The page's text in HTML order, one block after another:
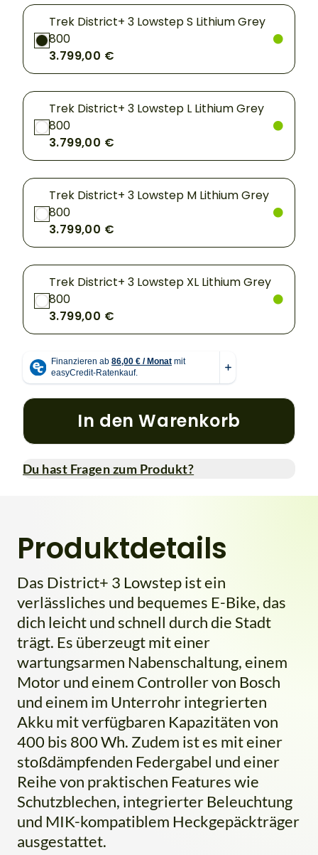
Trek District+ 3 Lowstep S Lithium Grey
800
3.799,00 €
Trek District+ 3 Lowstep L Lithium Grey
800
3.799,00 €
Trek District+ 3 Lowstep M Lithium Grey
800
3.799,00 €
Trek District+ 3 Lowstep XL Lithium Grey
800
3.799,00 €
In den Warenkorb
Du hast Fragen zum Produkt?
Produktdetails
Das District+ 3 Lowstep ist ein
verlässliches und bequemes E-Bike, das
dich leicht und schnell durch die Stadt
trägt. Es überzeugt mit einer
wartungsarmen Nabenschaltung, einem
Motor und einem Controller von Bosch
und einem im Unterrohr integrierten
Akku mit verfügbaren Kapazitäten von
400 bis 800 Wh. Zudem ist es mit einer
stoßdämpfenden Federgabel und einer
Reihe von praktischen Features wie
Schutzblechen, integrierter Beleuchtung
und MIK-kompatiblem Heckgepäckträger
ausgestattet.